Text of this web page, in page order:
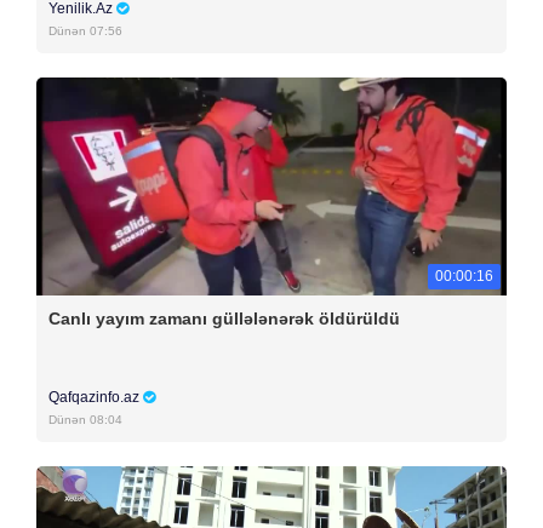
Yenilik.Az
Dünən 07:56
00:00:16
Canlı yayım zamanı güllələnərək öldürüldü
Qafqazinfo.az
Dünən 08:04